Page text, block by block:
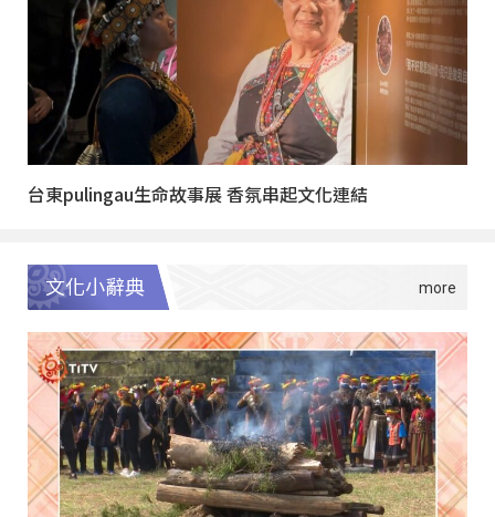
台東pulingau生命故事展 香氛串起文化連結
文化小辭典